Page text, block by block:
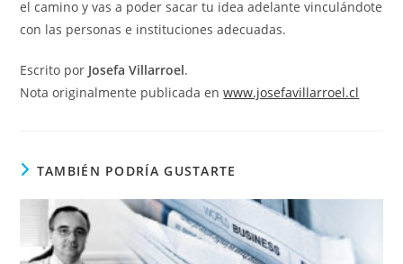
el camino y vas a poder sacar tu idea adelante vinculándote
con las personas e instituciones adecuadas.
Escrito por Josefa Villarroel.
Nota originalmente publicada enwww.josefavillarroel.cl
TAMBIÉN PODRÍA GUSTARTE